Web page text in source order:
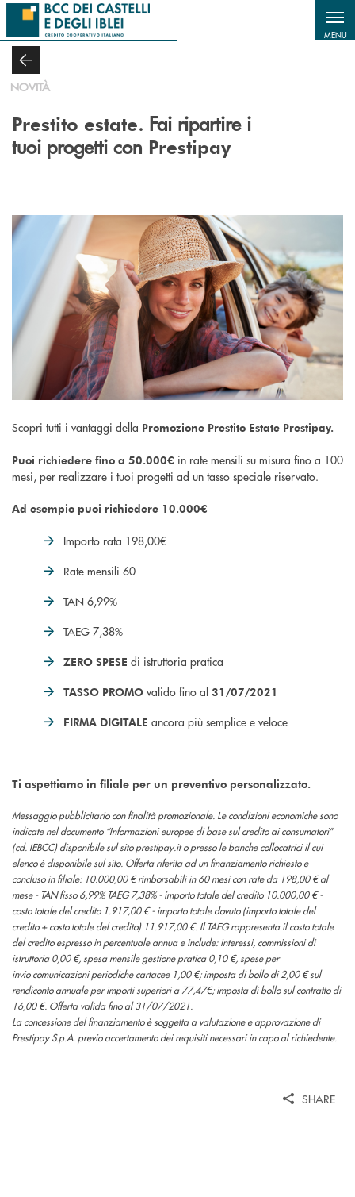
Salta al contenuto principale
MENU
NOVITÀ
Prestito estate. Fai ripartire i
tuoi progetti con Prestipay
Scopri tutti i vantaggi della Promozione Prestito Estate Prestipay.
Puoi richiedere fino a 50.000€ in rate mensili su misura fino a 100
mesi, per realizzare i tuoi progetti ad un tasso speciale riservato.
Ad esempio puoi richiedere 10.000€
Importo rata 198,00€
Rate mensili 60
TAN 6,99%
TAEG 7,38%
ZERO SPESE di istruttoria pratica
TASSO PROMO valido fino al 31/07/2021
FIRMA DIGITALE ancora più semplice e veloce
Ti aspettiamo in filiale per un preventivo personalizzato.
Messaggio pubblicitario con finalità promozionale. Le condizioni economiche sono
indicate nel documento “Informazioni europee di base sul credito ai consumatori”
(cd. IEBCC) disponibile sul sito prestipay.it o presso le banche collocatrici il cui
elenco è disponibile sul sito. Offerta riferita ad un finanziamento richiesto e
concluso in filiale: 10.000,00 € rimborsabili in 60 mesi con rate da 198,00 € al
mese - TAN fisso 6,99% TAEG 7,38% - importo totale del credito 10.000,00 € -
costo totale del credito 1.917,00 € - importo totale dovuto (importo totale del
credito + costo totale del credito) 11.917,00 €. Il TAEG rappresenta il costo totale
del credito espresso in percentuale annua e include: interessi, commissioni di
istruttoria 0,00 €, spesa mensile gestione pratica 0,10 €, spese per
invio comunicazioni periodiche cartacee 1,00 €; imposta di bollo di 2,00 € sul
rendiconto annuale per importi superiori a 77,47€; imposta di bollo sul contratto di
16,00 €. Offerta valida fino al 31/07/2021.
La concessione del finanziamento è soggetta a valutazione e approvazione di
Prestipay S.p.A. previo accertamento dei requisiti necessari in capo al richiedente.
SHARE